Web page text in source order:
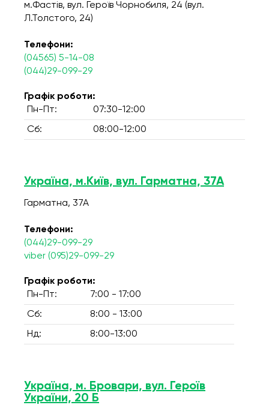
м.Фастів, вул. Героїв Чорнобиля, 24 (вул.
Л.Толстого, 24)
Телефони:
(04565) 5-14-08
(044)29-099-29
Графік роботи:
Пн-Пт:
07:30-12:00
Сб: 08:00-12:00
Україна, м.Київ, вул. Гарматна, 37А
Гарматна, 37А
Телефони:
(044)29-099-29
viber (095)29-099-29
Графік роботи:
Пн-Пт:
7:00 - 17:00
Сб: 8:00 - 13:00
Нд: 8:00-13:00
Україна, м. Бровари, вул. Героїв
України, 20 Б